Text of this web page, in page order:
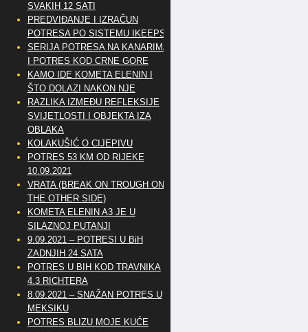
SVAKIH 12 SATI
PREDVIĐANJE I IZRAČUN
POTRESA PO SISTEMU IKEEPS
SERIJA POTRESA NA KANARIMA
I POTRES KOD CRNE GORE
KAMO IDE KOMETA ELENIN I
ŠTO DOLAZI NAKON NJE
RAZLIKA IZMEĐU REFLEKSIJE
SVIJETLOSTI I OBJEKTA IZA
OBLAKA
KOLAKUŠIĆ O CIJEPIVU
POTRES 53 KM OD RIJEKE
10.09.2021
VRATA (BREAK ON TROUGH ON
THE OTHER SIDE)
KOMETA ELENIN A3 JE U
SILAZNOJ PUTANJI
9.09.2021 – POTRESI U BiH
ZADNJIH 24 SATA
POTRES U BIH KOD TRAVNIKA
4.3 RICHTERA
8.09.2021 – SNAŽAN POTRES U
MEKSIKU
POTRES BLIZU MOJE KUĆE